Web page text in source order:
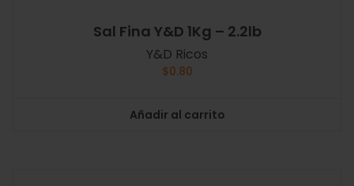
Sal Fina Y&D 1Kg – 2.2lb
Y&D Ricos
$0.80
Añadir al carrito